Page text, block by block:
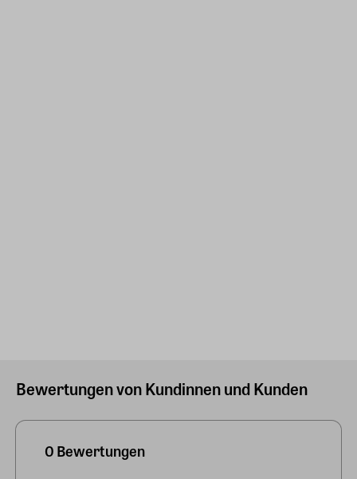
Bewertungen von Kundinnen und Kunden
0 Bewertungen